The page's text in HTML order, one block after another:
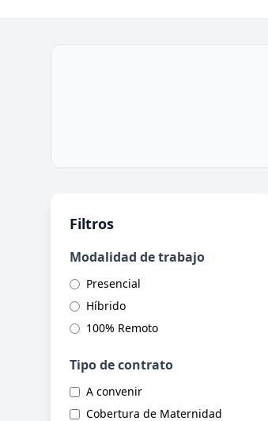
Filtros
Modalidad de trabajo
Presencial
Híbrido
100% Remoto
Tipo de contrato
A convenir
Cobertura de Maternidad